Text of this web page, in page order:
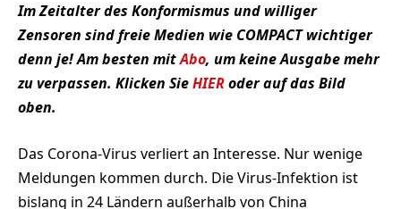
Im Zeitalter des Konformismus und williger
Zensoren sind freie Medien wie COMPACT wichtiger
denn je! Am besten mitAbo, um keine Ausgabe mehr
zu verpassen. Klicken SieHIERoder auf das Bild
oben.
Das Corona-Virus verliert an Interesse. Nur wenige
Meldungen kommen durch. Die Virus-Infektion ist
bislang in 24 Ländern außerhalb von China